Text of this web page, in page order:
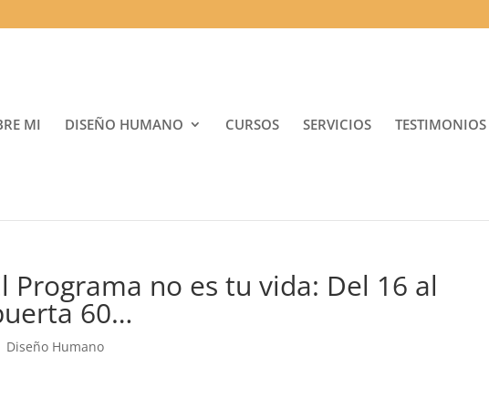
MI DISEÑO HUMANO CURSOS SERVICIOS TESTIMONIOS
Programa no es tu vida: Del 16 al
60…
Diseño Humano